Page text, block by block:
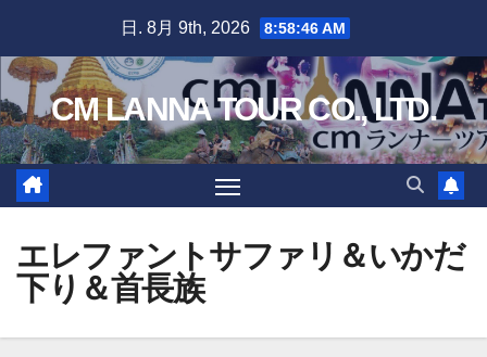
content
日. 8月 9th, 2026 8:58:47 AM
CM LANNA TOUR CO., LTD.
エレファントサファリ＆いかだ
下り＆首長族